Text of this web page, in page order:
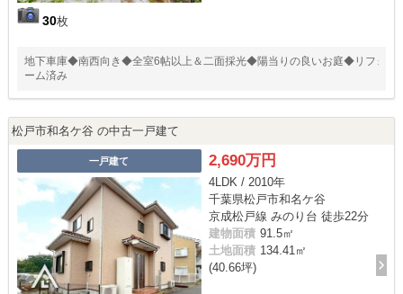
30枚
地下車庫◆南西向き◆全室6帖以上＆二面採光◆陽当りの良いお庭◆リフォ
ーム済み
松戸市和名ケ谷 の中古一戸建て
一戸建て 2,690万円
4LDK / 2010年
千葉県松戸市和名ケ谷
京成松戸線 みのり台 徒歩22分
建物面積 91.5㎡
土地面積 134.41㎡
(40.66坪)